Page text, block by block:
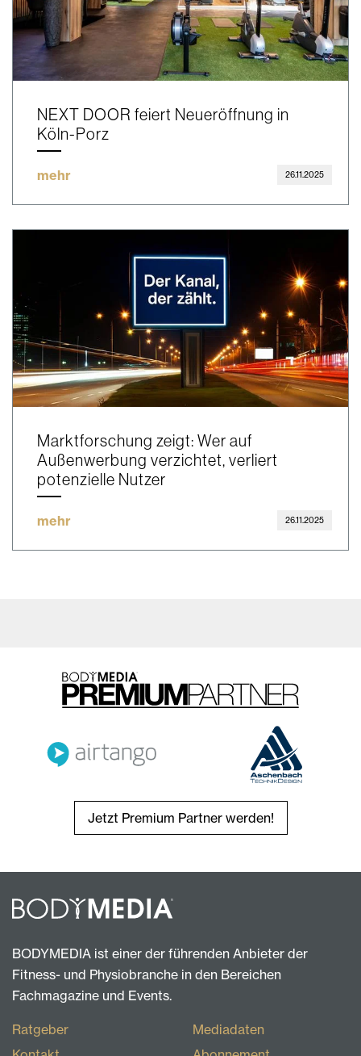
NEXT DOOR feiert Neueröffnung in
Köln-Porz
mehr 26.11.2025
Marktforschung zeigt: Wer auf
Außenwerbung verzichtet, verliert
potenzielle Nutzer
mehr 26.11.2025
Jetzt Premium Partner werden!
BODYMEDIA ist einer der führenden Anbieter der
Fitness- und Physiobranche in den Bereichen
Fachmagazine und Events.
Ratgeber
Mediadaten